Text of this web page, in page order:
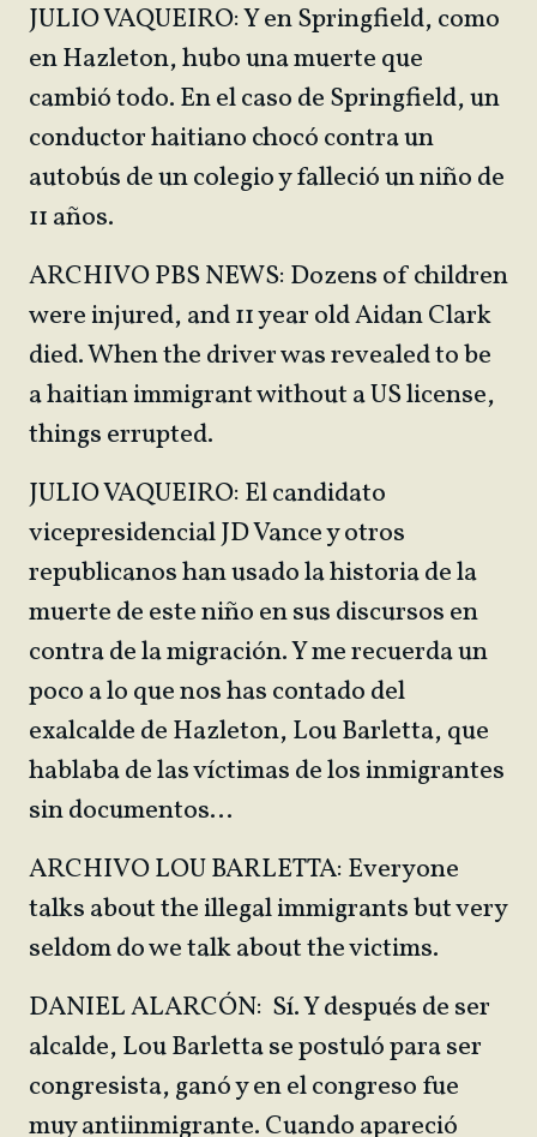
JULIO VAQUEIRO: Y en Springfield, como
en Hazleton, hubo una muerte que
cambió todo. En el caso de Springfield, un
conductor haitiano chocó contra un
autobús de un colegio y falleció un niño de
11 años.
ARCHIVO PBS NEWS: Dozens of children
were injured, and 11 year old Aidan Clark
died. When the driver was revealed to be
a haitian immigrant without a US license,
things errupted.
JULIO VAQUEIRO: El candidato
vicepresidencial JD Vance y otros
republicanos han usado la historia de la
muerte de este niño en sus discursos en
contra de la migración. Y me recuerda un
poco a lo que nos has contado del
exalcalde de Hazleton, Lou Barletta, que
hablaba de las víctimas de los inmigrantes
sin documentos…
ARCHIVO LOU BARLETTA: Everyone
talks about the illegal immigrants but very
seldom do we talk about the victims.
DANIEL ALARCÓN: Sí. Y después de ser
alcalde, Lou Barletta se postuló para ser
congresista, ganó y en el congreso fue
muy antiinmigrante. Cuando apareció